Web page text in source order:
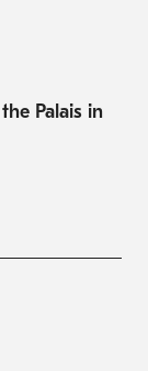
Palais in